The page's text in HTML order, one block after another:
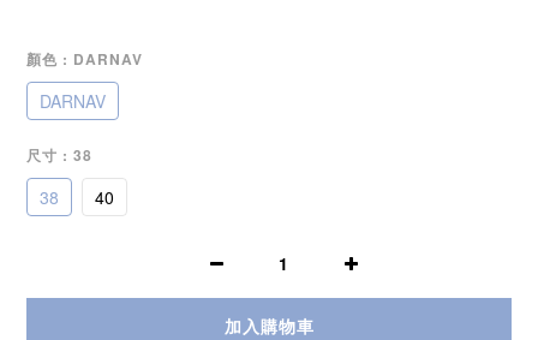
顏色 : DARNAV
DARNAV
尺寸 : 38
38 40
加入購物車